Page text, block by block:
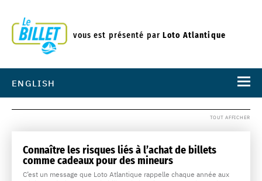
vous est présenté parLoto Atlantique
ENGLISH
TOUT AFFICHER
Connaître les risques liés à l’achat de billets
comme cadeaux pour des mineurs
C’est un message que Loto Atlantique rappelle chaque année aux